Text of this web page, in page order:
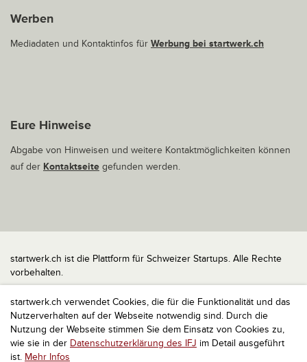
startwerk.ch verwendet Cookies, die für die Funktionalität und das
Nutzerverhalten auf der Webseite notwendig sind. Durch die
Nutzung der Webseite stimmen Sie dem Einsatz von Cookies zu,
wie sie in der Datenschutzerklärung des IFJ im Detail ausgeführt
ist. Mehr Infos
Werben
Mediadaten und Kontaktinfos für Werbung bei startwerk.ch
Eure Hinweise
Abgabe von Hinweisen und weitere Kontaktmöglichkeiten können
auf der Kontaktseite gefunden werden.
startwerk.ch ist die Plattform für Schweizer Startups. Alle Rechte
vorbehalten.
Impressum
Kontakt
nach oben